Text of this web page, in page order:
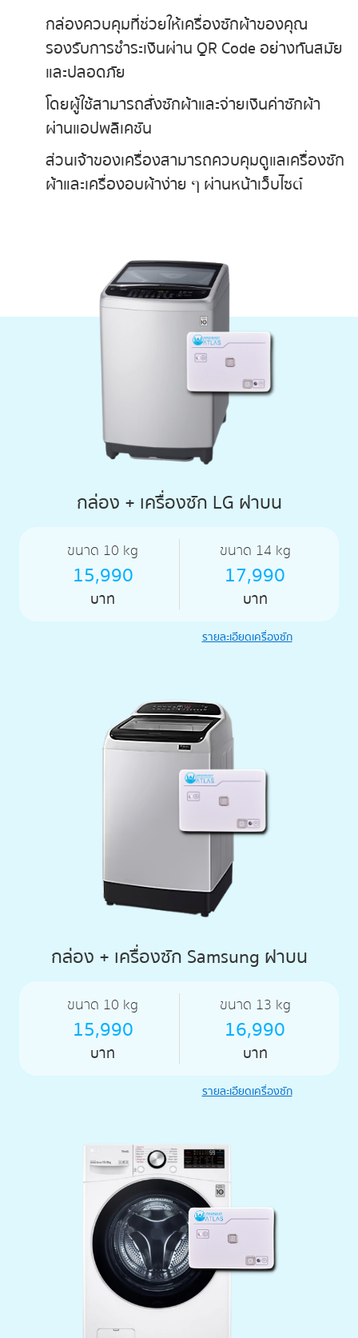
กล่องควบคุมที่ช่วยให้เครื่องซักผ้าของคุณ
รองรับการชำระเงินผ่าน QR Code อย่างทันสมัย
และปลอดภัย
โดยผู้ใช้สามารถสั่งซักผ้าและจ่ายเงินค่าซักผ้า
ผ่านแอปพลิเคชัน
ส่วนเจ้าของเครื่องสามารถควบคุมดูแลเครื่องซัก
ผ้าและเครื่องอบผ้าง่าย ๆ ผ่านหน้าเว็บไซต์
กล่อง + เครื่องซัก LG ฝาบน
ขนาด 10 kg
15,990
บาท
ขนาด 14 kg
17,990
บาท
รายละเอียดเครื่องซัก
กล่อง + เครื่องซัก Samsung ฝาบน
ขนาด 10 kg
15,990
บาท
ขนาด 13 kg
16,990
บาท
รายละเอียดเครื่องซัก